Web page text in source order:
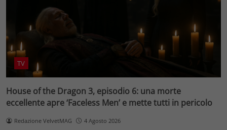
TV
House of the Dragon 3, episodio 6: una morte
eccellente apre ‘Faceless Men’ e mette tutti in pericolo
Redazione VelvetMAG 4 Agosto 2026